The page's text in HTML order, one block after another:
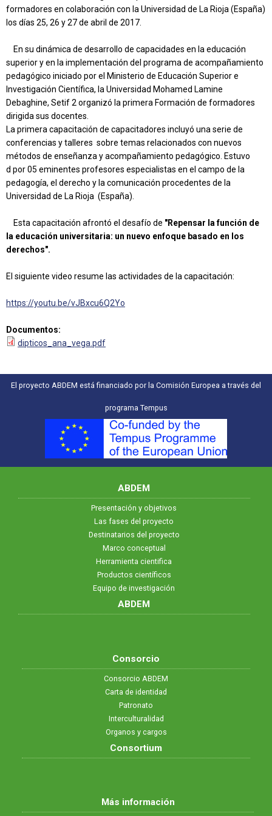
d
a
formadores en colaboración con la Universidad de La Rioja (España)
los días 25, 26 y 27 de abril de 2017.
En su dinámica de desarrollo de capacidades en la educación
superior y en la implementación del programa de acompañamiento
pedagógico iniciado por el Ministerio de Educación Superior e
Investigación Científica, la Universidad Mohamed Lamine
Debaghine, Setif 2 organizó la primera Formación de formadores
dirigida sus docentes.
La primera capacitación de capacitadores incluyó una serie de
conferencias y talleres sobre temas relacionados con nuevos
métodos de enseñanza y acompañamiento pedagógico. Estuvo
d por 05 eminentes profesores especialistas en el campo de la
pedagogía, el derecho y la comunicación procedentes de la
Universidad de La Rioja (España).
Esta capacitación afrontó el desafío de "Repensar la función de
la educación universitaria: un nuevo enfoque basado en los
derechos".
El siguiente video resume las actividades de la capacitación:
https://youtu.be/vJBxcu6Q2Yo
Documentos:
dipticos_ana_vega.pdf
El proyecto ABDEM está financiado por la Comisión Europea a través del
programa Tempus
ABDEM
Presentación y objetivos
Las fases del proyecto
Destinatarios del proyecto
Marco conceptual
Herramienta cientifica
Productos científicos
Equipo de investigación
ABDEM
Consorcio
Consorcio ABDEM
Carta de identidad
Patronato
Interculturalidad
Organos y cargos
Consortium
Más información